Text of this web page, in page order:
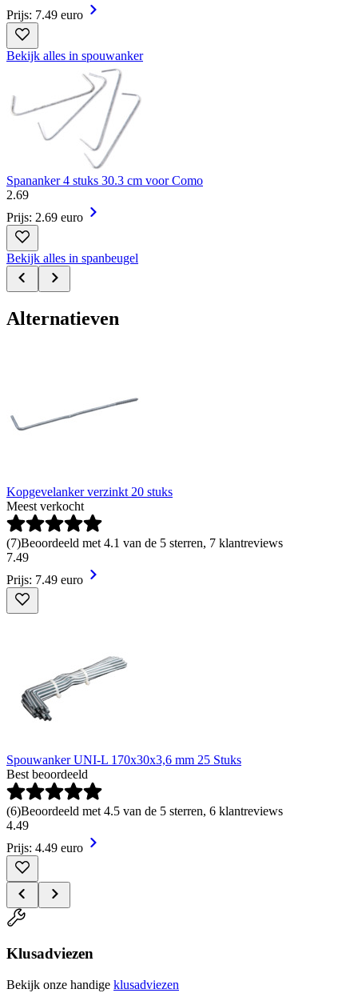
Prijs: 7.49 euro
Bekijk alles in spouwanker
Spananker 4 stuks 30.3 cm voor Como
2.69
Prijs: 2.69 euro
Bekijk alles in spanbeugel
Alternatieven
Kopgevelanker verzinkt 20 stuks
Meest verkocht
(7)Beoordeeld met 4.1 van de 5 sterren, 7 klantreviews
7.49
Prijs: 7.49 euro
Spouwanker UNI-L 170x30x3,6 mm 25 Stuks
Best beoordeeld
(6)Beoordeeld met 4.5 van de 5 sterren, 6 klantreviews
4.49
Prijs: 4.49 euro
Klusadviezen
Bekijk onze handige klusadviezen